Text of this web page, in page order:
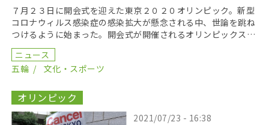
７月２３日に開会式を迎えた東京２０２０オリンピック。新型
コロナウィルス感染症の感染拡大が懸念される中、世論を跳ね
つけるように始まった。開会式が開催されるオリンピックスタ
ジアム（国立競技場）が改築される前、周辺には公園やア […]
ニュース
五輪
文化・スポーツ
オリンピック
2021/07/23 - 16:38